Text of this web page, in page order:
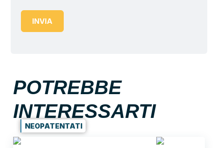
INVIA
POTREBBE
INTERESSARTI
NEOPATENTATI